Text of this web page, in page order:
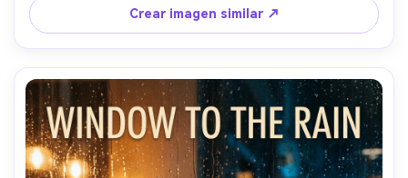
para título y eslogan, capturada con 35mm f/1.8,
fotorrealista, diseño limpio de póster --ar 4:5
Crear imagen similar ↗